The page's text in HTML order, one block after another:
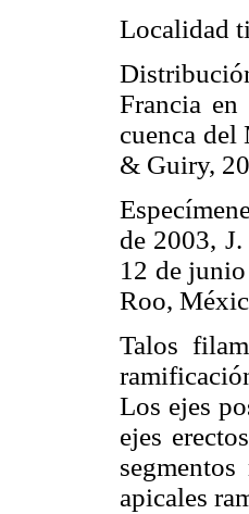
Localidad
Francia
cuenca
& Guiry,
de 2003,
12 de
Roo,
Talos
Los ejes
ejes
apicales